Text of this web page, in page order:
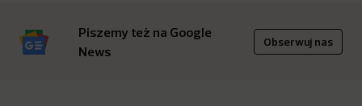
Piszemy też na Google
News
Obserwuj nas